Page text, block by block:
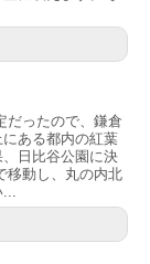
だったので、鎌倉
ある都内の紅葉
日比谷公園に決
移動し、丸の内北
...